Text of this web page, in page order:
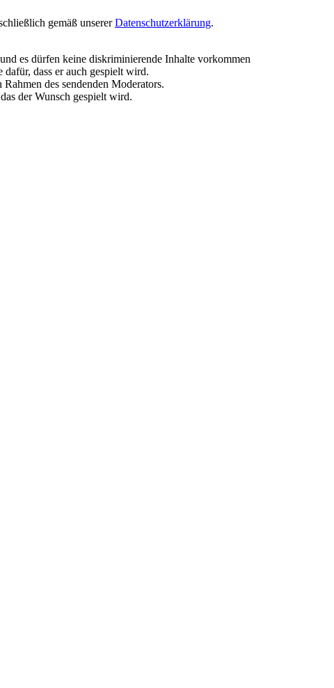
gemäß unsererDatenschutzerklärung.
es dürfen keine diskriminierende Inhalte vorkommen
dass er auch gespielt wird.
des sendenden Moderators.
der Wunsch gespielt wird.